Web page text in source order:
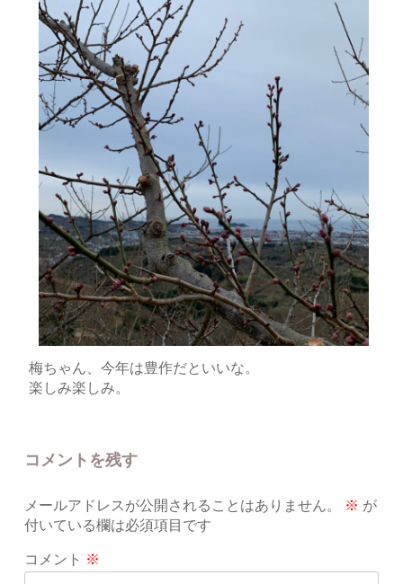
梅ちゃん、今年は豊作だといいな。
楽しみ楽しみ。
コメントを残す
メールアドレスが公開されることはありません。 ※ が
付いている欄は必須項目です
コメント ※